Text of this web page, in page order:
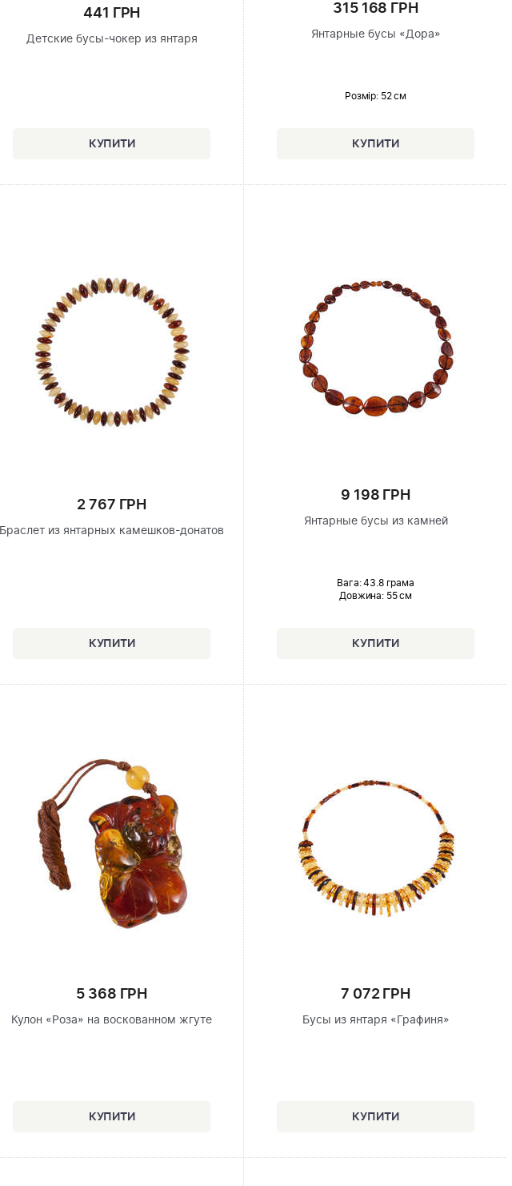
441 ГРН
Детские бусы-чокер из янтаря
315 168 ГРН
Янтарные бусы «Дора»
Розмір: 52 см
2 767 ГРН
Браслет из янтарных камешков-донатов
9 198 ГРН
Янтарные бусы из камней
Вага: 43.8 грама
Довжина:55 см
5 368 ГРН
Кулон «Роза» на воскованном жгуте
7 072 ГРН
Бусы из янтаря «Графиня»